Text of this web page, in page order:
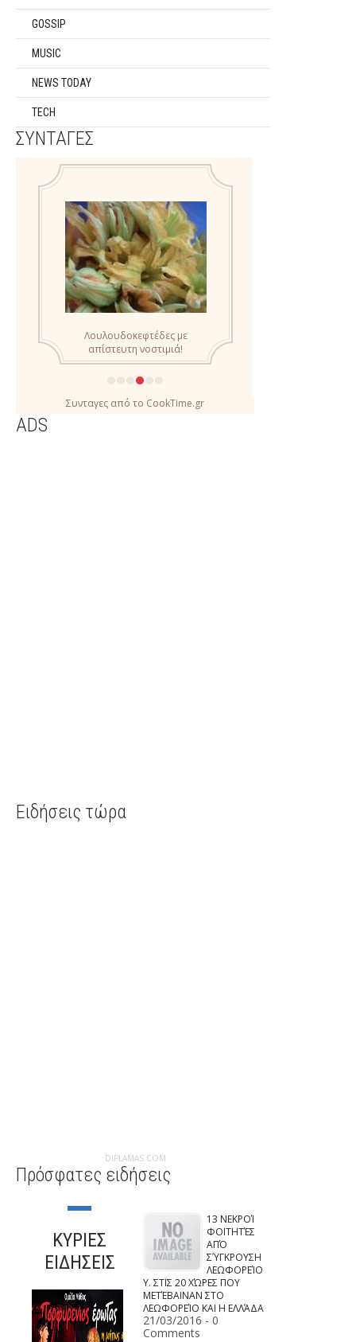
GOSSIP
MUSIC
NEWS TODAY
TECH
ΣΥΝΤΑΓΕΣ
Συνταγες από το CookTime.gr
ADS
Ειδήσεις τώρα
DIPLAMAS.COM
Πρόσφατες ειδήσεις
ΚΥΡΙΕΣ
ΕΙΔΗΣΕΙΣ
13 ΝΕΚΡΟΊ
ΦΟΙΤΗΤΈΣ
ΑΠΌ
ΣΎΓΚΡΟΥΣΗ
ΛΕΩΦΟΡΕΊΟ
Υ. ΣΤΙΣ 20 ΧΏΡΕΣ ΠΟΥ
ΜΕΤΈΒΑΙΝΑΝ ΣΤΟ
ΛΕΩΦΟΡΕΊΟ ΚΑΙ Η ΕΛΛΆΔΑ
21/03/2016 - 0
Comments